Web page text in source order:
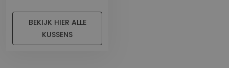
BEKIJK HIER ALLE
KUSSENS